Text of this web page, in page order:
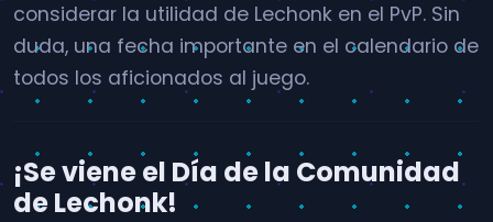
considerar la utilidad de Lechonk en el PvP. Sin
duda, una fecha importante en el calendario de
todos los aficionados al juego.
¡Se viene el Día de la Comunidad
de Lechonk!